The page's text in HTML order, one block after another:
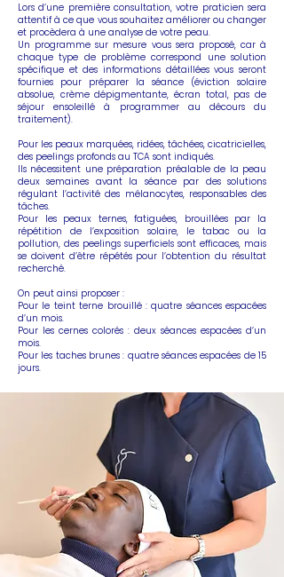
Lors d’une première consultation, votre praticien sera
attentif à ce que vous souhaitez améliorer ou changer
et procèdera à une analyse de votre peau.
Un programme sur mesure vous sera proposé, car à
chaque type de problème correspond une solution
spécifique et des informations détaillées vous seront
fournies pour préparer la séance (éviction solaire
absolue, crème dépigmentante, écran total, pas de
séjour ensoleillé à programmer au décours du
traitement).
Pour les peaux marquées, ridées, tâchées, cicatricielles,
des peelings profonds au TCA sont indiqués.
Ils nécessitent une préparation préalable de la peau
deux semaines avant la séance par des solutions
régulant l’activité des mélanocytes, responsables des
tâches.
Pour les peaux ternes, fatiguées, brouillées par la
répétition de l’exposition solaire, le tabac ou la
pollution, des peelings superficiels sont efficaces, mais
se doivent d’être répétés pour l’obtention du résultat
recherché.
On peut ainsi proposer :
Pour le teint terne brouillé : quatre séances espacées
d’un mois.
Pour les cernes colorés : deux séances espacées d’un
mois.
Pour les taches brunes : quatre séances espacées de 15
jours.